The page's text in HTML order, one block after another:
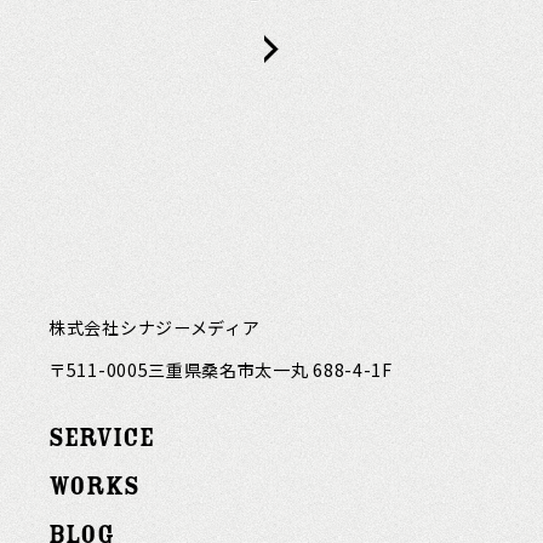
株式会社シナジーメディア
〒511-0005三重県桑名市太一丸 688-4-1F
SERVICE
WORKS
BLOG